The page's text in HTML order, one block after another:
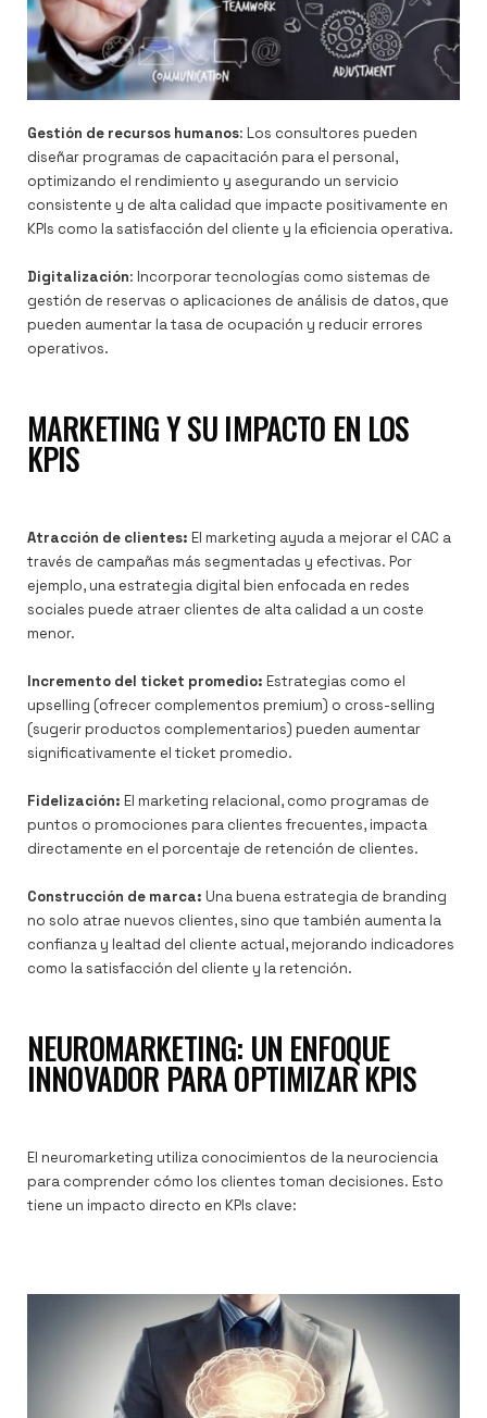
Gestión de recursos humanos: Los consultores pueden
diseñar programas de capacitación para el personal,
optimizando el rendimiento y asegurando un servicio
consistente y de alta calidad que impacte positivamente en
KPIs como la satisfacción del cliente y la eficiencia operativa.
Digitalización: Incorporar tecnologías como sistemas de
gestión de reservas o aplicaciones de análisis de datos, que
pueden aumentar la tasa de ocupación y reducir errores
operativos.
MARKETING Y SU IMPACTO EN LOS
KPIS
Atracción de clientes: El marketing ayuda a mejorar el CAC a
través de campañas más segmentadas y efectivas. Por
ejemplo, una estrategia digital bien enfocada en redes
sociales puede atraer clientes de alta calidad a un coste
menor.
Incremento del ticket promedio: Estrategias como el
upselling (ofrecer complementos premium) o cross-selling
(sugerir productos complementarios) pueden aumentar
significativamente el ticket promedio.
Fidelización: El marketing relacional, como programas de
puntos o promociones para clientes frecuentes, impacta
directamente en el porcentaje de retención de clientes.
Construcción de marca: Una buena estrategia de branding
no solo atrae nuevos clientes, sino que también aumenta la
confianza y lealtad del cliente actual, mejorando indicadores
como la satisfacción del cliente y la retención.
NEUROMARKETING: UN ENFOQUE
INNOVADOR PARA OPTIMIZAR KPIS
El neuromarketing utiliza conocimientos de la neurociencia
para comprender cómo los clientes toman decisiones. Esto
tiene un impacto directo en KPIs clave: